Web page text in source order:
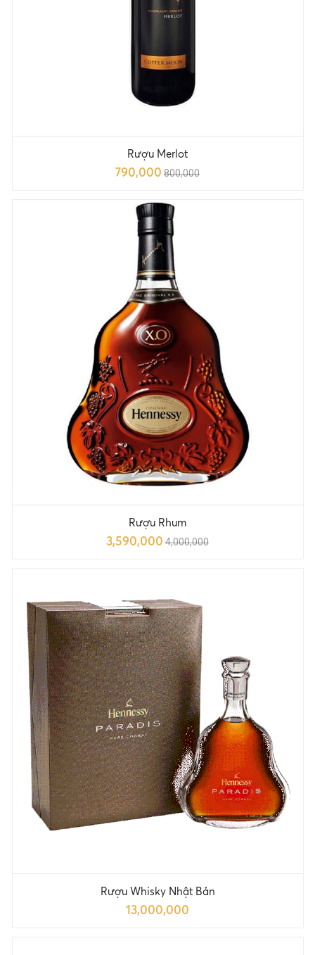
Rượu Merlot
790,000 800,000
Rượu Rhum
3,590,000 4,000,000
Rượu Whisky Nhật Bản
13,000,000